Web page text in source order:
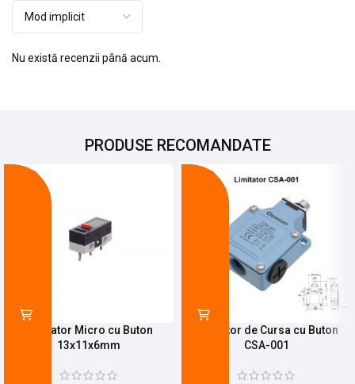
Nu există recenzii până acum.
PRODUSE RECOMANDATE
Limitator Micro cu Buton
13x11x6mm
Limitator de Cursa cu Buton
CSA-001